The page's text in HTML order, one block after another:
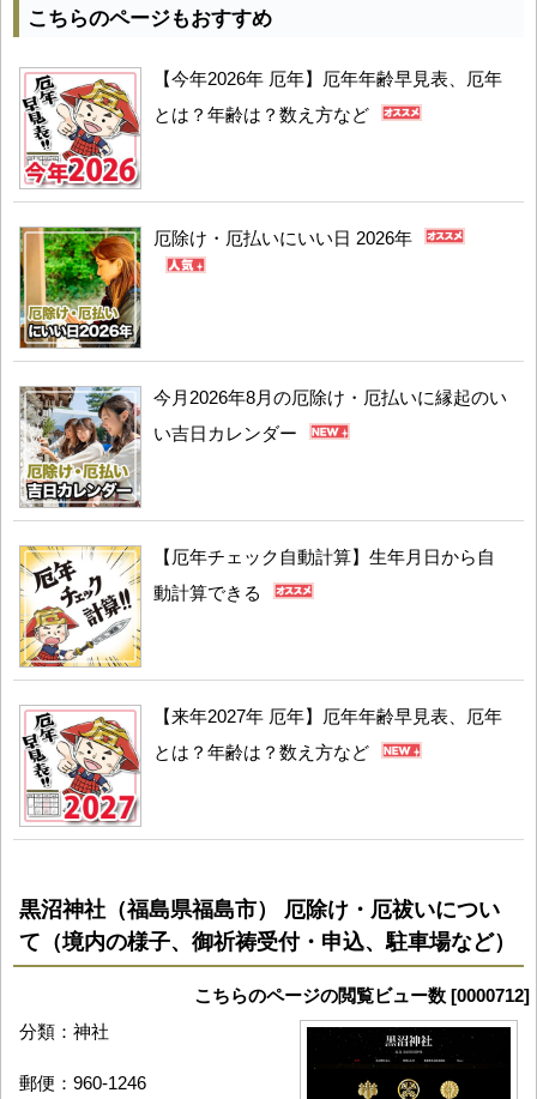
こちらのページもおすすめ
【今年2026年 厄年】厄年年齢早見表、厄年
とは？年齢は？数え方など
厄除け・厄払いにいい日 2026年
今月2026年8月の厄除け・厄払いに縁起のい
い吉日カレンダー
【厄年チェック自動計算】生年月日から自
動計算できる
【来年2027年 厄年】厄年年齢早見表、厄年
とは？年齢は？数え方など
黒沼神社（福島県福島市） 厄除け・厄祓いについ
て（境内の様子、御祈祷受付・申込、駐車場など）
こちらのページの閲覧ビュー数 [0000712]
分類：神社
郵便：960-1246